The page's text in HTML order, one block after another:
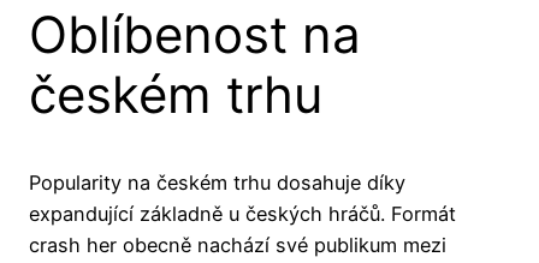
Oblíbenost na
českém trhu
Popularity na českém trhu dosahuje díky
expandující základně u českých hráčů. Formát
crash her obecně nachází své publikum mezi